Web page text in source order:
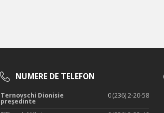
NUMERE DE TELEFON
Ternovschi Dionisie
președinte
0 (236) 2-20-58